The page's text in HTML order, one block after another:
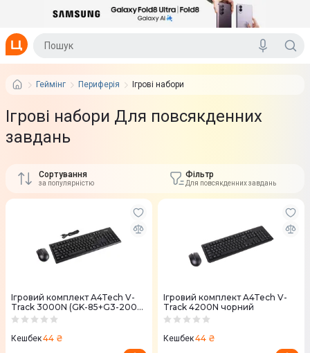
Геймінг Периферія Ігрові набори
Ігрові набори Для повсякденних
завдань
Сортування
за популярністю
Фільтр
Для повсякденних завдань
Ігровий комплект A4Tech V-
Track 3000N (GK-85+G3-200N)
чорний
Кешбек44 ₴
Ігровий комплект A4Tech V-
Track 4200N чорний
Кешбек44 ₴